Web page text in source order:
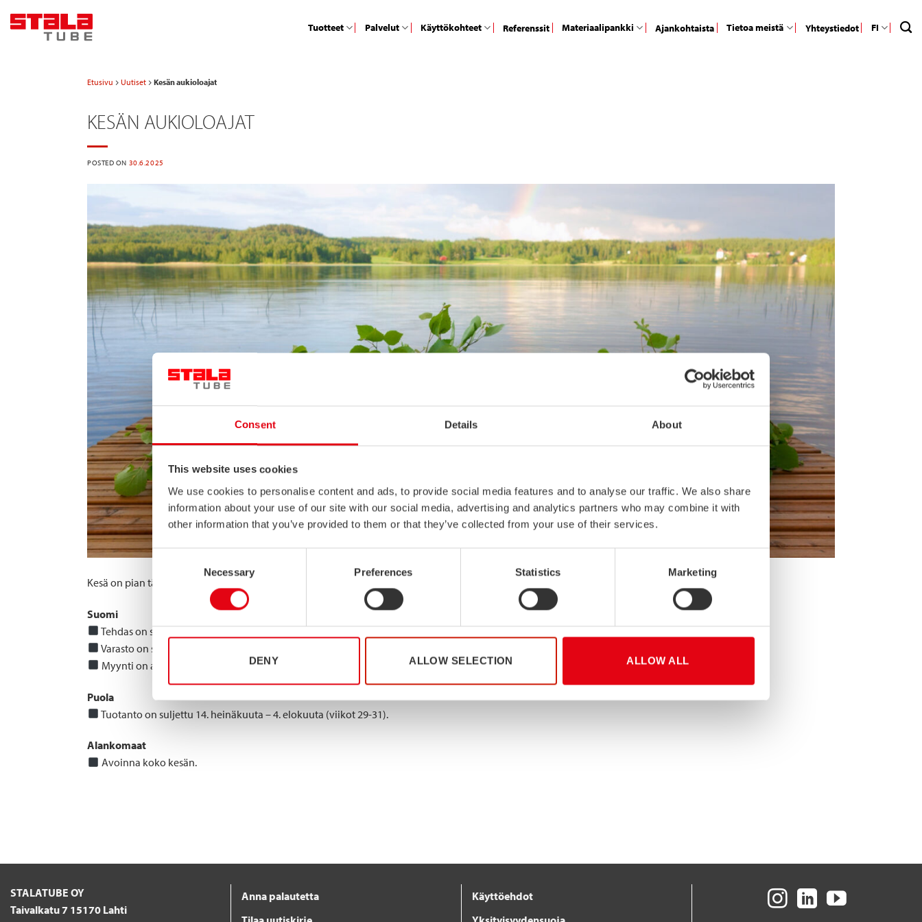
Consent Details About
This website uses cookies
We use cookies to personalise content and ads, to provide social media features and to analyse our traffic. We also share
information about your use of our site with our social media, advertising and analytics partners who may combine it with
other information that you’ve provided to them or that they’ve collected from your use of their services.
Consent
Necessary Preferences Statistics Marketing
DENY ALLOW SELECTION ALLOW ALL
Tuotteet Palvelut Käyttökohteet Referenssit Materiaalipankki Ajankohtaista Tietoa meistä Yhteystiedot FI
Etusivu Uutiset Kesän aukioloajat
KESÄN AUKIOLOAJAT
POSTED ON 30.6.2025
Kesä on pian täällä! Huomaathan, että kesälomien vuoksi palvelemme sinua alla olevien aukioloaikojen mukaisesti:
Suomi
Tehdas on suljettu 7. heinäkuuta – 4. elokuuta (viikot 28-31).
Varasto on suljettu 14. heinäkuuta – 27. heinäkuuta (viikot 29-30).
Myynti on auki koko kesän.
Puola
Tuotanto on suljettu 14. heinäkuuta – 4. elokuuta (viikot 29-31).
Alankomaat
Avoinna koko kesän.
STALATUBE OY
Taivalkatu 7 15170 Lahti
Anna palautetta
Käyttöehdot